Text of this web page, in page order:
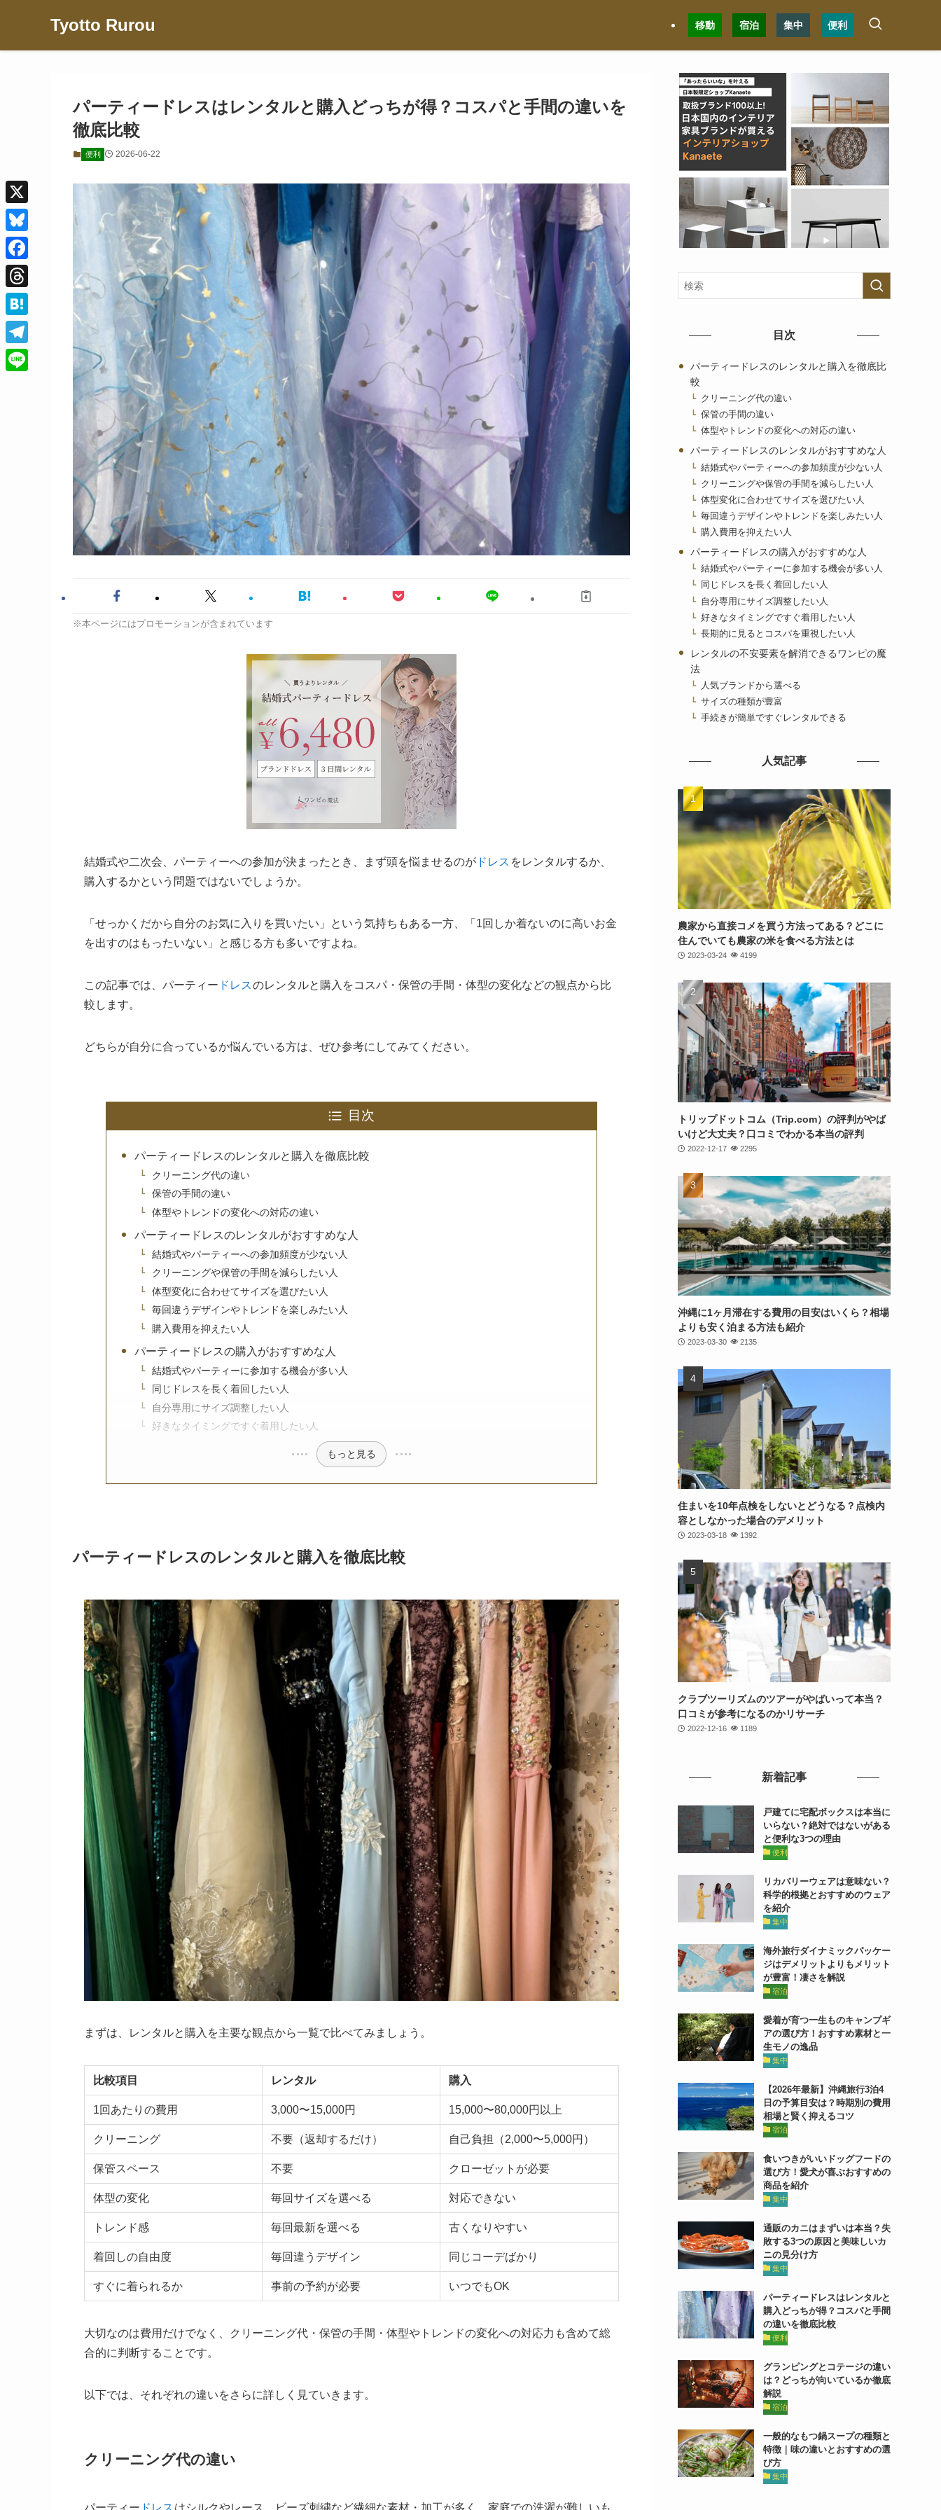
Tyotto Rurou 移動 宿泊 集中 便利
パーティードレスはレンタルと購入どっちが得？コスパと手間の違いを
徹底比較
便利 2026-06-22
※本ページにはプロモーションが含まれています
結婚式や二次会、パーティーへの参加が決まったとき、まず頭を悩ませるのが ドレス をレンタルするか、
購入するかという問題ではないでしょうか。
「せっかくだから自分のお気に入りを買いたい」という気持ちもある一方、「1回しか着ないのに高いお金
を出すのはもったいない」と感じる方も多いですよね。
この記事では、パーティー ドレスのレンタルと購入をコスパ・保管の手間・体型の変化などの観点から比
較します。
どちらが自分に合っているか悩んでいる方は、ぜひ参考にしてみてください。
目次
パーティードレスのレンタルと購入を徹底比較
クリーニング代の違い
保管の手間の違い
体型やトレンドの変化への対応の違い
パーティードレスのレンタルがおすすめな人
結婚式やパーティーへの参加頻度が少ない人
クリーニングや保管の手間を減らしたい人
体型変化に合わせてサイズを選びたい人
毎回違うデザインやトレンドを楽しみたい人
購入費用を抑えたい人
パーティードレスの購入がおすすめな人
結婚式やパーティーに参加する機会が多い人
同じドレスを長く着回したい人
自分専用にサイズ調整したい人
好きなタイミングですぐ着用したい人
もっと見る
パーティードレスのレンタルと購入を徹底比較
まずは、レンタルと購入を主要な観点から一覧で比べてみましょう。
比較項目 レンタル 購入
1回あたりの費用 3,000〜15,000円 15,000〜80,000円以上
クリーニング 不要（返却するだけ） 自己負担（2,000〜5,000円）
保管スペース 不要 クローゼットが必要
体型の変化 毎回サイズを選べる 対応できない
トレンド感 毎回最新を選べる 古くなりやすい
着回しの自由度 毎回違うデザイン 同じコーデばかり
すぐに着られるか 事前の予約が必要 いつでもOK
大切なのは費用だけでなく、クリーニング代・保管の手間・体型やトレンドの変化への対応力も含めて総
合的に判断することです。
以下では、それぞれの違いをさらに詳しく見ていきます。
クリーニング代の違い
目次
パーティードレスのレンタルと購入を徹底比
較
クリーニング代の違い
保管の手間の違い
体型やトレンドの変化への対応の違い
パーティードレスのレンタルがおすすめな人
結婚式やパーティーへの参加頻度が少ない人
クリーニングや保管の手間を減らしたい人
体型変化に合わせてサイズを選びたい人
毎回違うデザインやトレンドを楽しみたい人
購入費用を抑えたい人
パーティードレスの購入がおすすめな人
結婚式やパーティーに参加する機会が多い人
同じドレスを長く着回したい人
自分専用にサイズ調整したい人
好きなタイミングですぐ着用したい人
長期的に見るとコスパを重視したい人
レンタルの不安要素を解消できるワンピの魔
法
人気ブランドから選べる
サイズの種類が豊富
手続きが簡単ですぐレンタルできる
人気記事
農家から直接コメを買う方法ってある？どこに
住んでいても農家の米を食べる方法とは
2023-03-24 4199
トリップドットコム（Trip.com）の評判がやば
いけど大丈夫？口コミでわかる本当の評判
2022-12-17 2295
沖縄に1ヶ月滞在する費用の目安はいくら？相場
よりも安く泊まる方法も紹介
2023-03-30 2135
住まいを10年点検をしないとどうなる？点検内
容としなかった場合のデメリット
2023-03-18 1392
クラブツーリズムのツアーがやばいって本当？
口コミが参考になるのかリサーチ
2022-12-16 1189
新着記事
戸建てに宅配ボックスは本当に
いらない？絶対ではないがある
と便利な3つの理由
便利
リカバリーウェアは意味ない？
科学的根拠とおすすめのウェア
を紹介
集中
海外旅行ダイナミックパッケー
ジはデメリットよりもメリット
が豊富！凄さを解説
宿泊
愛着が育つ一生ものキャンプギ
アの選び方！おすすめ素材と一
生モノの逸品
集中
【2026年最新】沖縄旅行3泊4
日の予算目安は？時期別の費用
相場と賢く抑えるコツ
宿泊
食いつきがいいドッグフードの
選び方！愛犬が喜ぶおすすめの
商品を紹介
集中
通販のカニはまずいは本当？失
敗する3つの原因と美味しいカ
ニの見分け方
集中
パーティードレスはレンタルと
購入どっちが得？コスパと手間
の違いを徹底比較
便利
グランピングとコテージの違い
は？どっちが向いているか徹底
解説
宿泊
一般的なもつ鍋スープの種類と
特徴｜味の違いとおすすめの選
び方
集中
X
B
l
u
e
s
k
F
a
c
b
T
h
r
e
H
a
t
T